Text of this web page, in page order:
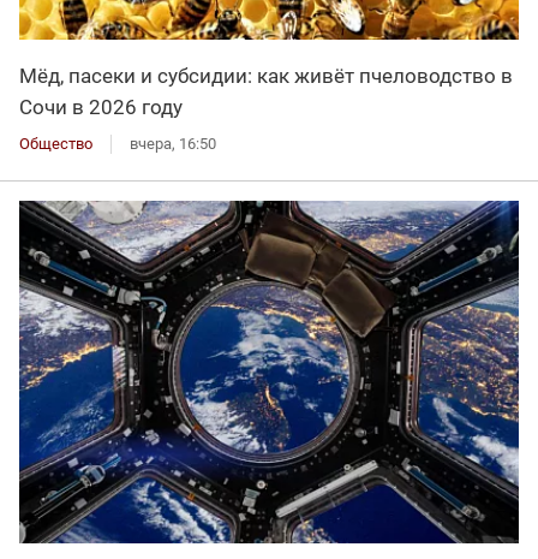
Мёд, пасеки и субсидии: как живёт пчеловодство в
Сочи в 2026 году
Общество вчера, 16:50